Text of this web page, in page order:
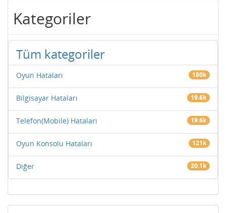
Kategoriler
Tüm kategoriler
Oyun Hataları 180k
Bilgisayar Hataları 19.6k
Telefon(Mobile) Hataları 19.6k
Oyun Konsolu Hataları 121k
Diğer 20.1k